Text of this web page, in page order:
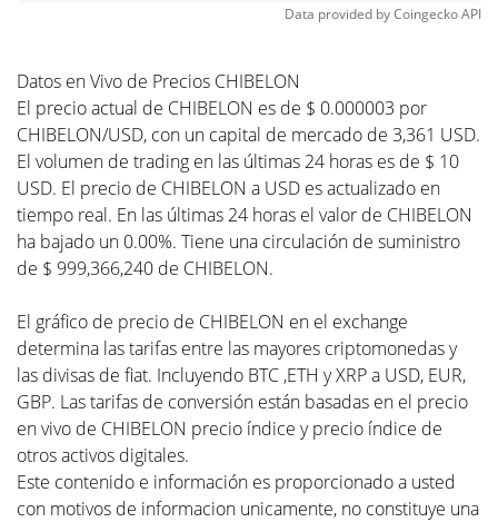
Data provided byCoingeckoAPI
Datos en Vivo de Precios CHIBELON
El precio actual de CHIBELON es de $ 0.000003 por
CHIBELON/USD, con un capital de mercado de 3,361 USD.
El volumen de trading en las últimas 24 horas es de $ 10
USD. El precio de CHIBELON a USD es actualizado en
tiempo real. En las últimas 24 horas el valor de CHIBELON
ha bajado un 0.00%. Tiene una circulación de suministro
de $ 999,366,240 de CHIBELON.
El gráfico de precio de CHIBELON en el exchange
determina las tarifas entre las mayores criptomonedas y
las divisas de fiat. Incluyendo BTC ,ETH y XRP a USD, EUR,
GBP. Las tarifas de conversión están basadas en el precio
en vivo de CHIBELON precio índice y precio índice de
otros activos digitales.
Este contenido e información es proporcionado a usted
con motivos de informacion unicamente, no constituye una